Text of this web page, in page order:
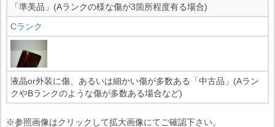
「準美品」(Aランクの様な傷が3箇所程度有る場合)
Cランク
液晶or外装に傷、あるいは細かい傷が多数ある「中古品」(Aラン
クやBランクのような傷が多数ある場合など)
※参照画像はクリックして拡大画像にてご確認下さい。